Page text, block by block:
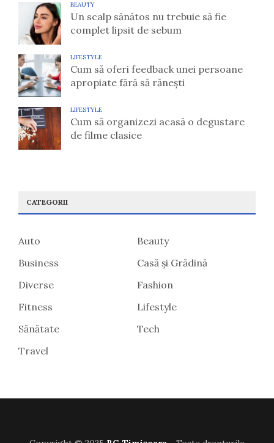
BEAUTY
Un scalp sănătos nu trebuie să fie
complet lipsit de sebum
LIFESTYLE
Cum să oferi feedback unei persoane
apropiate fără să rănești
LIFESTYLE
Cum să organizezi acasă o degustare
de filme clasice
CATEGORII
Auto
Beauty
Business
Casă și Grădină
Diverse
Fashion
Fitness
Lifestyle
Sănătate
Tech
Travel